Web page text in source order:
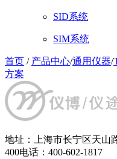
SID系统
SIM系统
首页 / 产品中心/通用仪器/
方案
地址：上海市长宁区天山
400电话：400-602-1817